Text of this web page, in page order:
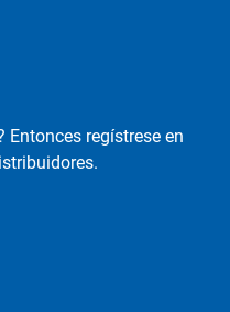
Entonces regístrese en